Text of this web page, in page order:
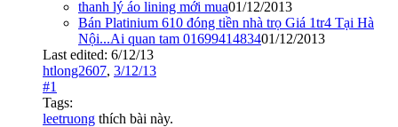
thanh lý áo lining mới mua01/12/2013
Bán Platinium 610 đóng tiền nhà trọ Giá 1tr4 Tại Hà
Nội...Ai quan tam 0169941483401/12/2013
Last edited: 6/12/13
htlong2607, 3/12/13
#1
Tags:
leetruong thích bài này.